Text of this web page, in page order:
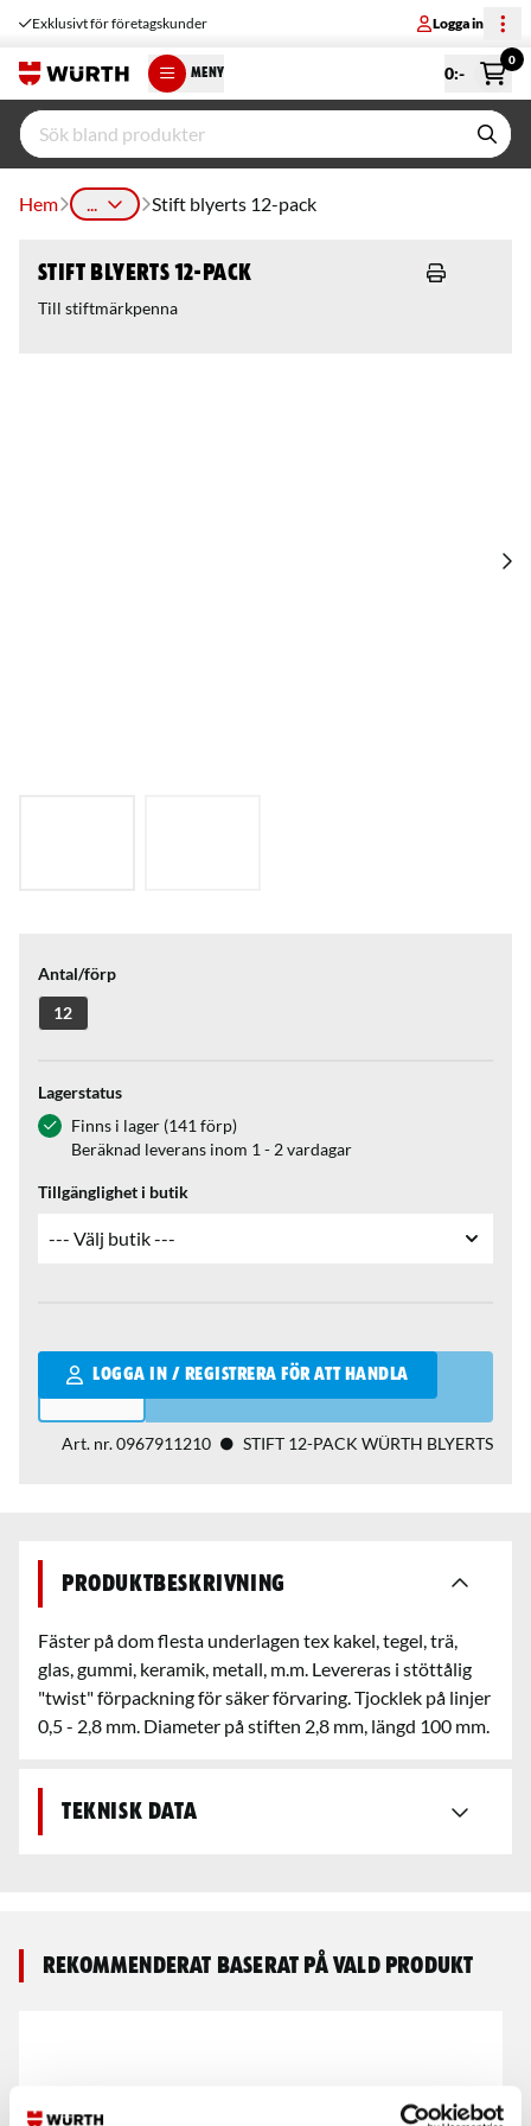
Exklusivt för företagskunder Logga in
MENY 0:-
0
Hem ... Stift blyerts 12-pack
Stift blyerts 12-pack
Till stiftmärkpenna
Antal/förp
12
Lagerstatus
Finns i lager (141 förp)
Beräknad leverans inom 1 - 2 vardagar
Tillgänglighet i butik
LOGGA IN / REGISTRERA FÖR ATT HANDLA
Qantity
Art. nr.0967911210 STIFT 12-PACK WÜRTH BLYERTS
Produktbeskrivning
Fäster på dom flesta underlagen tex kakel, tegel, trä,
glas, gummi, keramik, metall, m.m. Levereras i stöttålig
"twist" förpackning för säker förvaring. Tjocklek på linjer
0,5 - 2,8 mm. Diameter på stiften 2,8 mm, längd 100 mm.
Teknisk data
Rekommenderat baserat på vald produkt